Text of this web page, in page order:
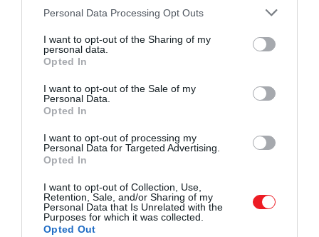
Please note that this website/app uses one or more Google
not limited to your visit or usage behaviour. You may click to
grant or deny consent to Google and its third-party tags to
use your data for below specified purposes in below Google
consent section.
Personal Data Processing Opt Outs
I want to opt-out of the Sharing of my
personal data.
Opted In
I want to opt-out of the Sale of my
Personal Data.
Opted In
I want to opt-out of processing my
Personal Data for Targeted Advertising.
Opted In
I want to opt-out of Collection, Use,
Retention, Sale, and/or Sharing of my
Personal Data that Is Unrelated with the
Purposes for which it was collected.
Opted Out
Chloe Kelly
Nikita Parris
Alessia Russo